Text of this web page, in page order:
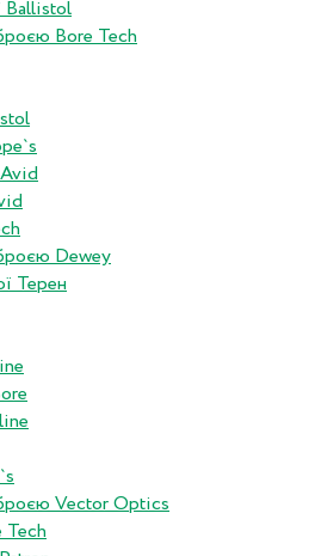
Ballistol
Bore Tech
Dewey
Терен
Vector Optics